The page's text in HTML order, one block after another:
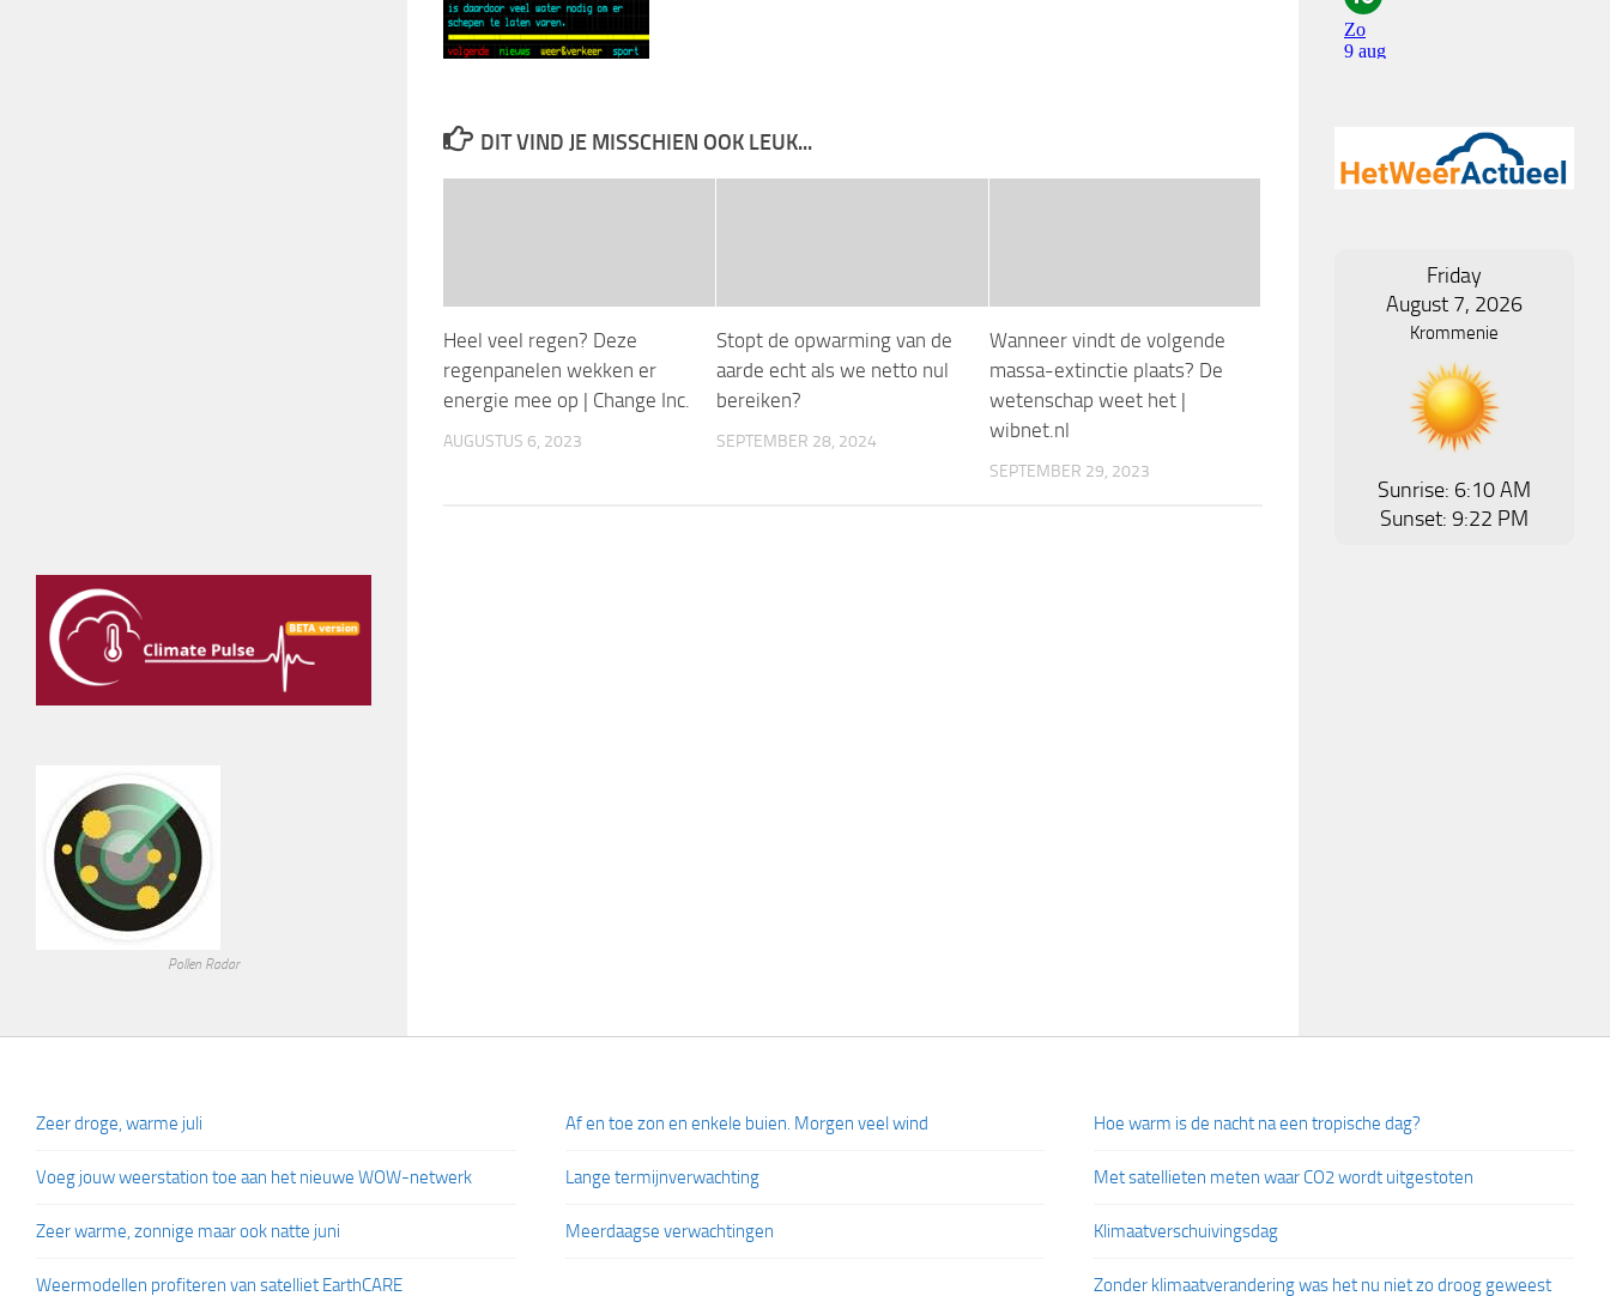
DIT VIND JE MISSCHIEN OOK LEUK...
Heel veel regen? Deze
regenpanelen wekken er
energie mee op | Change Inc.
AUGUSTUS 6, 2023
Stopt de opwarming van de
aarde echt als we netto nul
bereiken?
SEPTEMBER 28, 2024
Wanneer vindt de volgende
massa-extinctie plaats? De
wetenschap weet het |
wibnet.nl
SEPTEMBER 29, 2023
Pollen Radar
Friday
August 7, 2026
Krommenie
Sunrise: 6:10 AM
Sunset: 9:22 PM
Zeer droge, warme juli
Voeg jouw weerstation toe aan het nieuwe WOW-netwerk
Zeer warme, zonnige maar ook natte juni
Weermodellen profiteren van satelliet EarthCARE
Af en toe zon en enkele buien. Morgen veel wind
Lange termijnverwachting
Meerdaagse verwachtingen
Hoe warm is de nacht na een tropische dag?
Met satellieten meten waar CO2 wordt uitgestoten
Klimaatverschuivingsdag
Zonder klimaatverandering was het nu niet zo droog geweest